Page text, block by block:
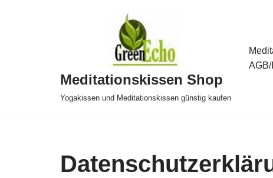
Meditationskissen Shop
Yogakissen und Meditationskissen günstig kaufen